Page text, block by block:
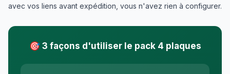
avec vos liens avant expédition, vous n'avez rien à configurer.
🎯 3 façons d'utiliser le pack 4 plaques